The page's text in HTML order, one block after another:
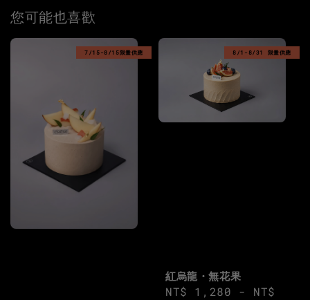
您可能也喜歡
7/15-8/15限量供應 8/1-8/31 限量供應
紅烏龍・無花果
Regular
NT$ 1,280 - NT$